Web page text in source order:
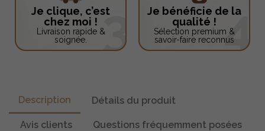
Je clique, c’est
chez moi !
Livraison rapide &
soignée.
Je bénéficie de la
qualité !
Sélection premium &
savoir-faire reconnus
Description Détails du produit
Avis clients Questions fréquemment posées